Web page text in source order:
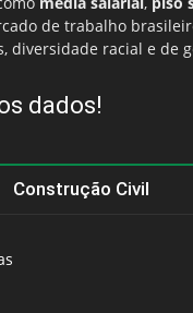
de trabalho
diversidade racial e de
dados!
Construção Civil